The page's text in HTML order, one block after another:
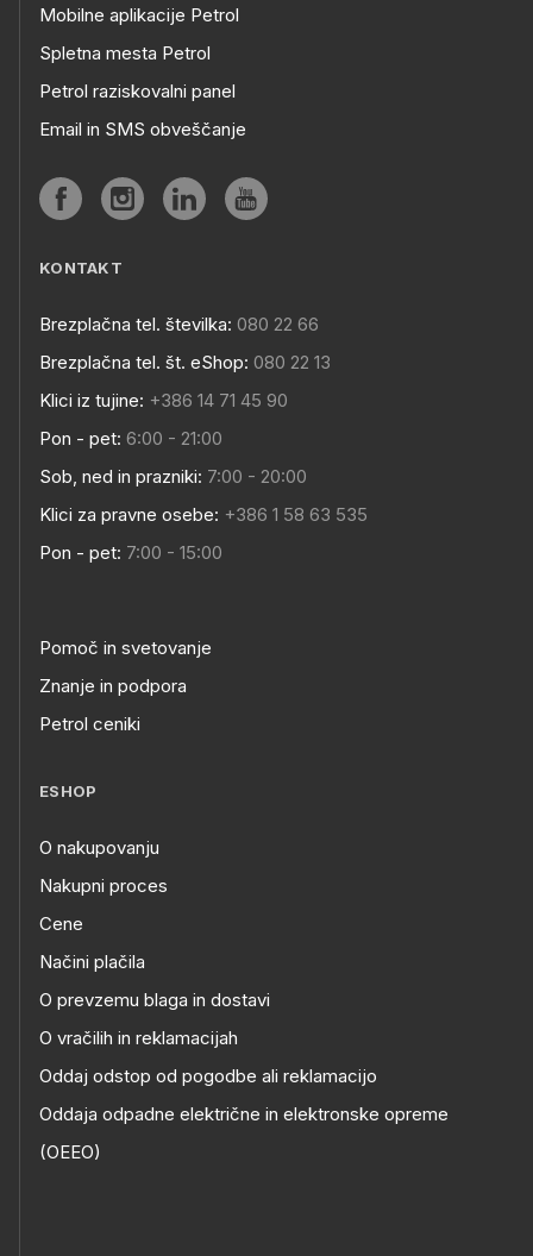
Mobilne aplikacije Petrol
Spletna mesta Petrol
Petrol raziskovalni panel
Email in SMS obveščanje
KONTAKT
Brezplačna tel. številka: 080 22 66
Brezplačna tel. št. eShop: 080 22 13
Klici iz tujine: +386 14 71 45 90
Pon - pet: 6:00 - 21:00
Sob, ned in prazniki: 7:00 - 20:00
Klici za pravne osebe: +386 1 58 63 535
Pon - pet: 7:00 - 15:00
Pomoč in svetovanje
Znanje in podpora
Petrol ceniki
ESHOP
O nakupovanju
Nakupni proces
Cene
Načini plačila
O prevzemu blaga in dostavi
O vračilih in reklamacijah
Oddaj odstop od pogodbe ali reklamacijo
Oddaja odpadne električne in elektronske opreme
(OEEO)